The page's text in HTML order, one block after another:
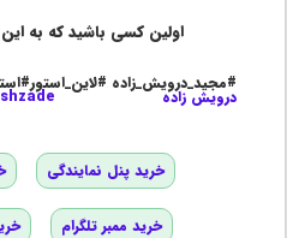
اولین کسی باشید که به
#مجید_درویش_زاده
درویش زاده
خرید پنل نمایندگی
خرید ممبر تلگرام